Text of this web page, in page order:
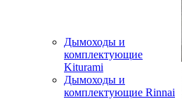
Дымоходы и
комплектующие
Kiturami
Дымоходы и
комплектующие Rinnai